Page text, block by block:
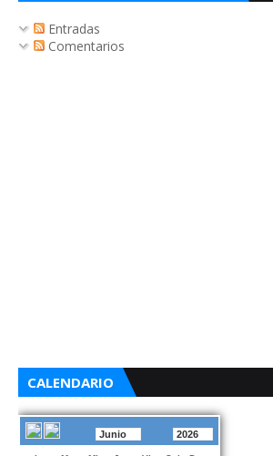
Entradas
Comentarios
CALENDARIO
Junio 2026